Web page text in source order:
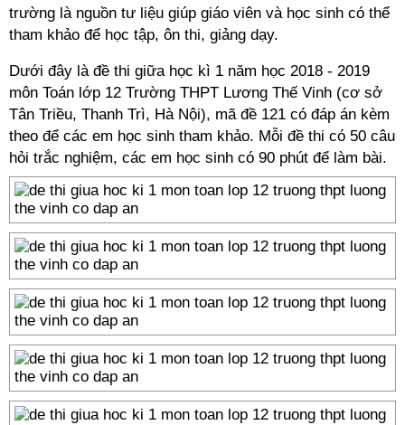
trường là nguồn tư liệu giúp giáo viên và học sinh có thể
tham khảo để học tập, ôn thi, giảng dạy.
Dưới đây là đề thi giữa học kì 1 năm học 2018 - 2019
môn Toán lớp 12 Trường THPT Lương Thế Vinh (cơ sở
Tân Triều, Thanh Trì, Hà Nội), mã đề 121 có đáp án kèm
theo để các em học sinh tham khảo. Mỗi đề thi có 50 câu
hỏi trắc nghiệm, các em học sinh có 90 phút để làm bài.